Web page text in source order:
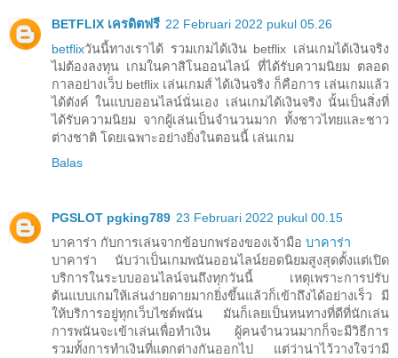
BETFLIX เครดิตฟรี 22 Februari 2022 pukul 05.26
betflixวันนี้ทางเราได้ รวมเกมได้เงิน betflix เล่นเกมได้เงินจริง
ไม่ต้องลงทุน เกมในคาสิโนออนไลน์ ที่ได้รับความนิยม ตลอด
กาลอย่างเว็บ betflix เล่นเกมส์ ได้เงินจริง ก็คือการ เล่นเกมแล้ว
ได้ตังค์ ในแบบออนไลน์นั่นเอง เล่นเกมได้เงินจริง นั้นเป็นสิ่งที่
ได้รับความนิยม จากผู้เล่นเป็นจำนวนมาก ทั้งชาวไทยและชาว
ต่างชาติ โดยเฉพาะอย่างยิ่งในตอนนี้ เล่นเกม
Balas
PGSLOT pgking789 23 Februari 2022 pukul 00.15
บาคาร่า กับการเล่นจากข้อบกพร่องของเจ้ามือ บาคาร่า
บาคาร่า นับว่าเป็นเกมพนันออนไลน์ยอดนิยมสูงสุดตั้งแต่เปิด
บริการในระบบออนไลน์จนถึงทุกวันนี้ เหตุเพราะการปรับ
ต้นแบบเกมให้เล่นง่ายดายมากยิ่งขึ้นแล้วก็เข้าถึงได้อย่างเร็ว มี
ให้บริการอยู่ทุกเว็บไซต์พนัน มันก็เลยเป็นหนทางที่ดีที่นักเล่น
การพนันจะเข้าเล่นเพื่อทำเงิน ผู้คนจำนวนมากก็จะมีวิธีการ
รวมทั้งการทำเงินที่แตกต่างกันออกไป แต่ว่าน่าไว้วางใจว่ามี